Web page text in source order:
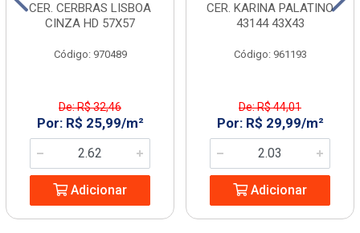
CER. CERBRAS LISBOA
CINZA HD 57X57
Código: 970489
De: R$ 32,46
Por: R$ 25,99/m²
Adicionar
CER. KARINA PALATINO
43144 43X43
Código: 961193
De: R$ 44,01
Por: R$ 29,99/m²
Adicionar